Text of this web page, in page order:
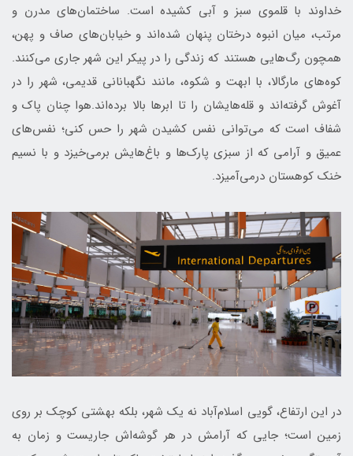
خداوند با قلموی سبز و آبی کشیده است. ساختمان‌های مدرن و
مرتب، میان انبوه درختان پنهان شده‌اند و خیابان‌های صاف و پهن،
همچون رگ‌هایی هستند که زندگی را در پیکر این شهر جاری می‌کنند.
کوه‌های مارگالا، با ابهت و شکوه، مانند نگهبانانی قدیمی، شهر را در
آغوش گرفته‌اند و قله‌هایشان را تا ابرها بالا برده‌اند.هوا چنان پاک و
شفاف است که می‌توانی نفس کشیدن شهر را حس کنی؛ نفس‌های
عمیق و آرامی که از سبزی پارک‌ها و باغ‌هایش برمی‌خیزد و با نسیم
خنک کوهستان درمی‌آمیزد.
در این ارتفاع، گویی اسلام‌آباد نه یک شهر، بلکه بهشتی کوچک بر روی
زمین است؛ جایی که آرامش در هر گوشه‌اش جاریست و زمان به